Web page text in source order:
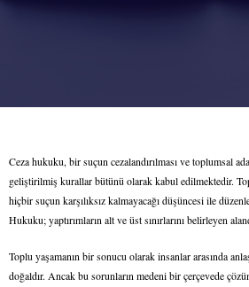
Ceza hukuku, bir suçun cezalandırılması ve toplumsal
geliştirilmiş kurallar bütünü olarak kabul edilmektedir.
hiçbir suçun karşılıksız kalmayacağı düşüncesi ile
Hukuku; yaptırımların alt ve üst sınırlarını belirleyen
Toplu yaşamanın bir sonucu olarak insanlar arasında
doğaldır. Ancak bu sorunların medeni bir çerçevede